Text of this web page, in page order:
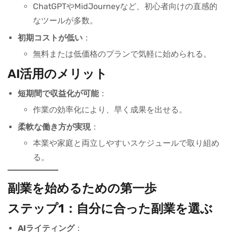
ChatGPTやMidJourneyなど、初心者向けの直感的
なツールが多数。
初期コストが低い ：
無料または低価格のプランで気軽に始められる。
AI活用のメリット
短期間で収益化が可能：
作業の効率化により、早く成果を出せる。
柔軟な働き方が実現：
本業や家庭と両立しやすいスケジュールで取り組め
る。
副業を始めるための第一歩
ステップ1：自分に合った副業を選ぶ
AIライティング：